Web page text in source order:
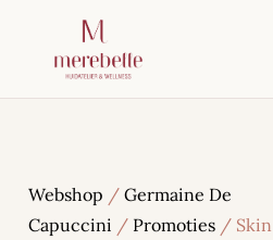
Webshop / Germaine De
Capuccini / Promoties / Skin